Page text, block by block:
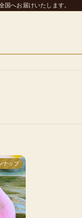
国へお届けいたします。
ナップ